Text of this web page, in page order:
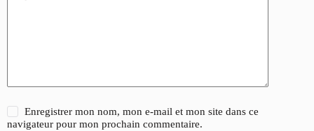
Enregistrer mon nom, mon e-mail et mon site dans ce
navigateur pour mon prochain commentaire.